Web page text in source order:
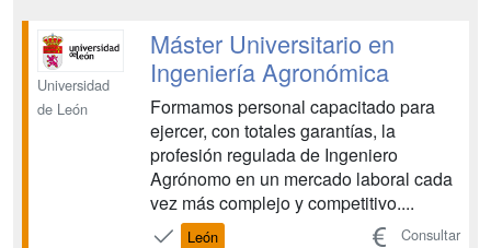
ambiente....
Universidad
de León
Máster Universitario en
Ingeniería Agronómica
Formamos personal capacitado para
ejercer, con totales garantías, la
profesión regulada de Ingeniero
Agrónomo en un mercado laboral cada
vez más complejo y competitivo....
León Consultar